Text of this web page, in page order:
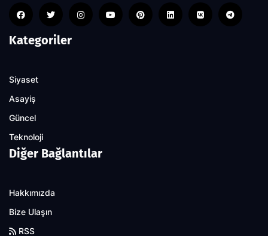
Kategoriler
Siyaset
Asayiş
Güncel
Teknoloji
Diğer Bağlantılar
Hakkımızda
Bize Ulaşın
RSS